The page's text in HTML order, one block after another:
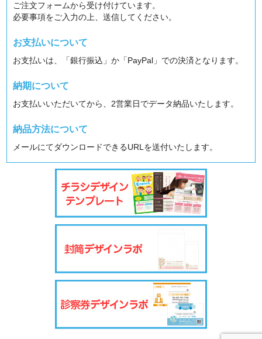
ご注文フォームから受け付けています。
必要事項をご入力の上、送信してください。
お支払いについて
お支払いは、「銀行振込」か「PayPal」での決済となります。
納期について
お支払いいただいてから、2営業日でデータ納品いたします。
納品方法について
メールにてダウンロードできるURLを送付いたします。